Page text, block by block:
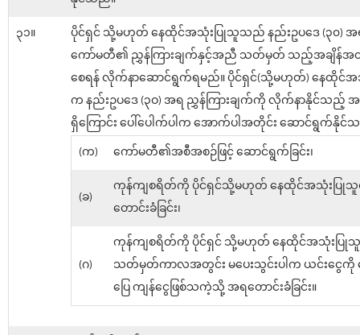
၃၁။
ပိုင်ရှင် သို့မဟုတ် နေထိုင်အသုံးပြုသူသည် နည်းဥပဒေ (၃၀) အ
ကော်မတီ၏ ညွှန်ကြားချက်နှင့်အညီ သတ်မှတ် သည့်အချိန်အတွင်
စေရန် လိုက်နာဆောင်ရွက်ရမည်။ ပိုင်ရှင်(သို့မဟုတ်) နေထိုင်
က နည်းဥပဒေ (၃ဝ) အရ ညွှန်ကြားချက်ကို လိုက်နာနိုင်သည့် အ
ရှိကြောင်း ပေါ်ပေါက်ပါက အောက်ပါအတိုင်း ဆောင်ရွက်နိုင်
(က) ကော်မတီ၏အစီအစဉ်ဖြင့် ဆောင်ရွက်ခြင်း၊
(ခ)
ကုန်ကျစရိတ်ကို ပိုင်ရှင်သို့မဟုတ် နေထိုင်အသုံးပြု
တောင်းခံခြင်း၊
(ဂ)
ကုန်ကျစရိတ်ကို ပိုင်ရှင် သို့မဟုတ် နေထိုင်အသုံးပြု
သတ်မှတ်ကာလအတွင်း မပေးသွင်းပါက ယင်းငွေကို မ
ပြေ ကျန်ငွေဖြစ်သကဲ့သို့ အရတောင်းခံခြင်း။